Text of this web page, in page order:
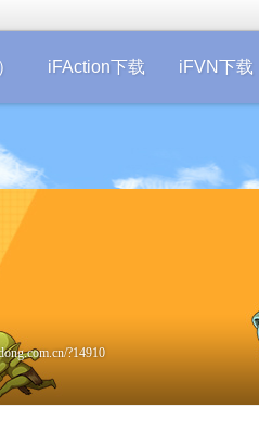
iFAction下载 iFVN下载
?14910